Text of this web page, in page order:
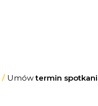
/Umówtermin